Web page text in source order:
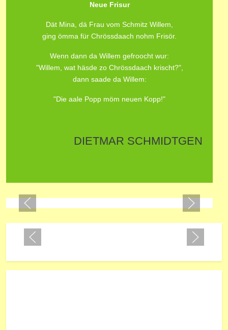
Neue Frisur
Dät Mina, dä Frau vom Schmitz Willem,
ging ömma für Chrössdaach nohm Frisör.
Wenn dann da Willem gefroocht wur:
"Willem, wat häsde zo Chrössdaach krischt?",
dann saade da Willem:
"Die aale Popp möm neuen Kopp!"
DIETMAR SCHMIDTGEN